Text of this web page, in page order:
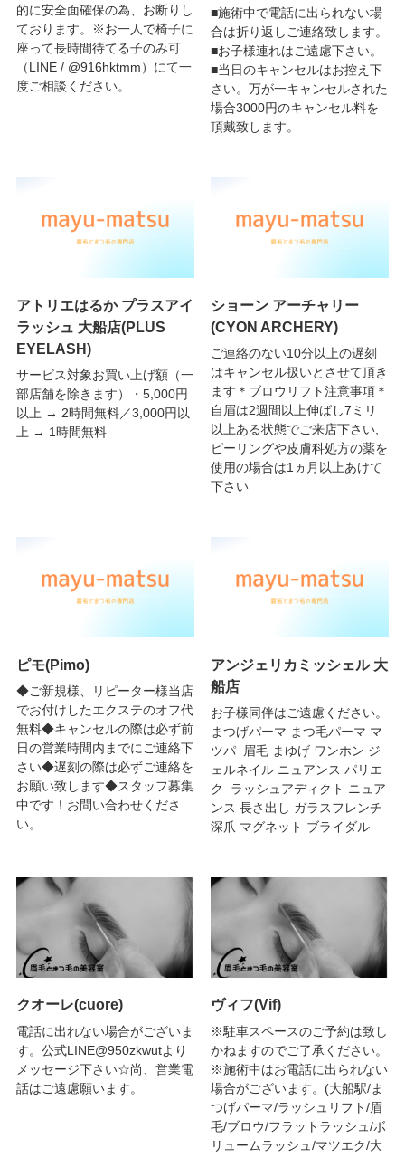
的に安全面確保の為、お断りし
ております。※お一人で椅子に
座って長時間待てる子のみ可
（LINE / @916hktmm）にて一
度ご相談ください。
■施術中で電話に出られない場
合は折り返しご連絡致します。
■お子様連れはご遠慮下さい。
■当日のキャンセルはお控え下
さい。万が一キャンセルされた
場合3000円のキャンセル料を
頂戴致します。
アトリエはるか プラスアイ
ラッシュ 大船店(PLUS
EYELASH)
サービス対象お買い上げ額（一
部店舗を除きます）・5,000円
以上 → 2時間無料／3,000円以
上 → 1時間無料
ショーン アーチャリー
(CYON ARCHERY)
ご連絡のない10分以上の遅刻
はキャンセル扱いとさせて頂き
ます＊ブロウリフト注意事項＊
自眉は2週間以上伸ばし7ミリ
以上ある状態でご来店下さい,
ピーリングや皮膚科処方の薬を
使用の場合は1ヵ月以上あけて
下さい
ピモ(Pimo)
◆ご新規様、リピーター様当店
でお付けしたエクステのオフ代
無料◆キャンセルの際は必ず前
日の営業時間内までにご連絡下
さい◆遅刻の際は必ずご連絡を
お願い致します◆スタッフ募集
中です！お問い合わせくださ
い。
アンジェリカミッシェル 大
船店
お子様同伴はご遠慮ください。
まつげパーマ まつ毛パーマ マ
ツパ 眉毛 まゆげ ワンホン ジ
ェルネイル ニュアンス パリエ
ク ラッシュアディクト ニュア
ンス 長さ出し ガラスフレンチ
深爪 マグネット ブライダル
クオーレ(cuore)
電話に出れない場合がございま
す。公式LINE@950zkwutより
メッセージ下さい☆尚、営業電
話はご遠慮願います。
ヴィフ(Vif)
※駐車スペースのご予約は致し
かねますのでご了承ください。
※施術中はお電話に出られない
場合がございます。(大船駅/ま
つげパーマ/ラッシュリフト/眉
毛/ブロウ/フラットラッシュ/ボ
リュームラッシュ/マツエク/大